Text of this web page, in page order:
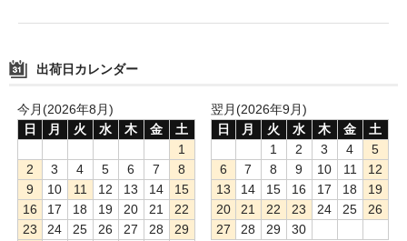
出荷日カレンダー
今月(2026年8月)
日
月 火 水 木 金
土
1
2
3 4 5 6 7
8
9
10 11 12 13 14
15
16
17 18 19 20 21
22
23
24 25 26 27 28
29
翌月(2026年9月)
日
月 火 水 木 金
土
1
2 3 4
5
6
7 8 9 10 11
12
13
14 15 16 17 18
19
20
21 22 23 24 25
26
27
28 29
30